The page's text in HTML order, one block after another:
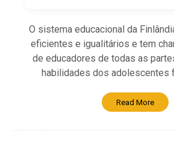
O sistema educacional da
eficientes e igualitários e tem
de educadores de todas as
habilidades dos adolescentes
Read More